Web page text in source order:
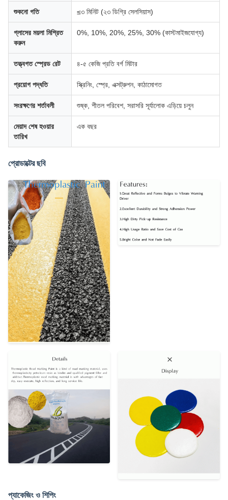
শুকনো গতি ≤৩ মিনিট (২৩ ডিগ্রি সেলসিয়াস)
গ্লাসের ময়লা মিশ্রিত
করুন
0%, 10%, 20%, 25%, 30% (কাস্টমাইজযোগ্য)
তত্ত্বগত স্প্রেড রেট ৪-৫ কেজি প্রতি বর্গ মিটার
প্রয়োগ পদ্ধতি স্ক্রিনিং, স্প্রে, এক্সট্রুশন, কাঠামোগত
সংরক্ষণের শর্তাবলী শুষ্ক, শীতল পরিবেশ, সরাসরি সূর্যালোক এড়িয়ে চলুন
মেয়াদ শেষ হওয়ার
তারিখ
এক বছর
প্রোডাক্টের ছবি
প্যাকেজিং ও শিপিং